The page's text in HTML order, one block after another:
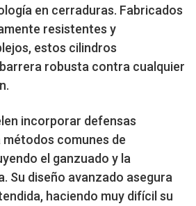
en cerraduras. Fabricados
resistentes y
estos cilindros
robusta contra cualquier
incorporar defensas
comunes de
el ganzuado y la
Su diseño avanzado asegura
haciendo muy difícil su